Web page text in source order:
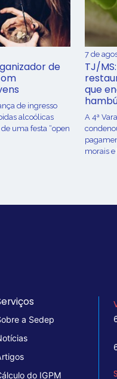
de
de ingresso
alcoólicas
uma festa “open
7 de
TJ/
que
A 4ª
morais e
a Sedep
do IGPM